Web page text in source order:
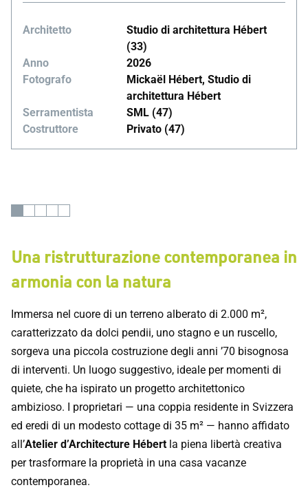
Architetto
Studio di architettura Hébert
(33)
Anno
2026
Fotografo
Mickaël Hébert, Studio di
architettura Hébert
Serramentista
SML (47)
Costruttore
Privato (47)
Una ristrutturazione contemporanea in
armonia con la natura
Immersa nel cuore di un terreno alberato di 2.000 m²,
caratterizzato da dolci pendii, uno stagno e un ruscello,
sorgeva una piccola costruzione degli anni ’70 bisognosa
di interventi. Un luogo suggestivo, ideale per momenti di
quiete, che ha ispirato un progetto architettonico
ambizioso. I proprietari — una coppia residente in Svizzera
ed eredi di un modesto cottage di 35 m² — hanno affidato
all’Atelier d’Architecture Hébertla piena libertà creativa
per trasformare la proprietà in una casa vacanze
contemporanea.